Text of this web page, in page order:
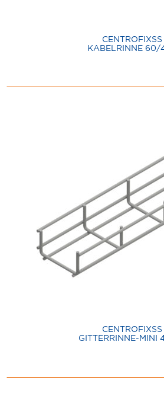
CENTROFIXSS
KABELRINNE 60/
CENTROFIXSS
GITTERRINNE-MINI